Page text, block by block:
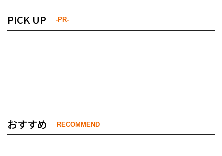
PICK UP -PR-
おすすめ RECOMMEND